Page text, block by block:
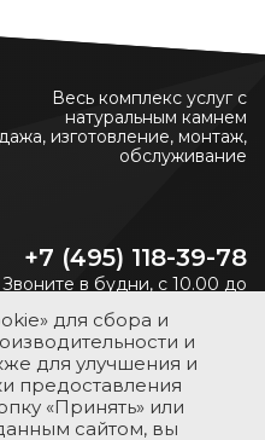
Весь комплекс услуг с
натуральным камнем
изготовление, монтаж,
обслуживание
+7 (495) 118-39-78
Звоните в будни, с 10.00 до
О КОМПАНИИ
для сбора и
и
для улучшения и
предоставления
«Принять» или
сайтом, вы